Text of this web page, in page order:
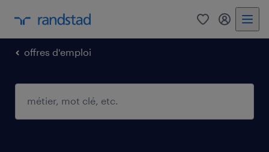
0 mon
offres d'emploi